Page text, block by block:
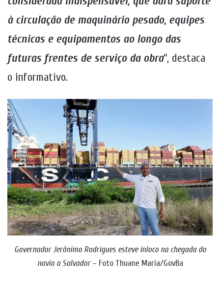
à circulação de maquinário pesado, equipes
técnicas e equipamentos ao longo das
futuras frentes de serviço da obra“, destaca
o informativo.
Governador Jerônimo Rodrigues esteve inloco na chegada do
navio a Salvador– Foto Thuane Maria/GovBa